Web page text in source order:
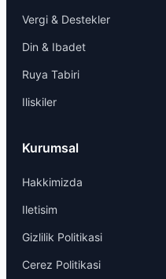
Vergi & Destekler
Din & Ibadet
Ruya Tabiri
Iliskiler
Kurumsal
Hakkimizda
Iletisim
Gizlilik Politikasi
Cerez Politikasi